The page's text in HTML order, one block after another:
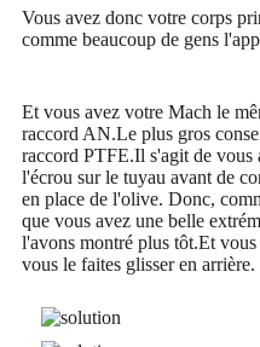
Vous avez donc votre corps
comme beaucoup de gens
Et vous avez votre Mach le
raccord AN.Le plus gros
raccord PTFE.Il s'agit de vous
l'écrou sur le tuyau avant de
en place de l'olive. Donc,
que vous avez une belle
l'avons montré plus tôt.Et
vous le faites glisser en arrière.